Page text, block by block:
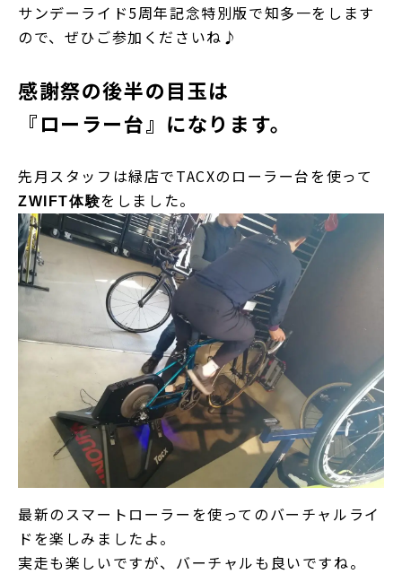
サンデーライド5周年記念特別版で知多一をします
ので、ぜひご参加くださいね♪
感謝祭の後半の目玉は
『ローラー台』になります。
先月スタッフは緑店でTACXのローラー台を使って
ZWIFT体験をしました。
最新のスマートローラーを使ってのバーチャルライ
ドを楽しみましたよ。
実走も楽しいですが、バーチャルも良いですね。